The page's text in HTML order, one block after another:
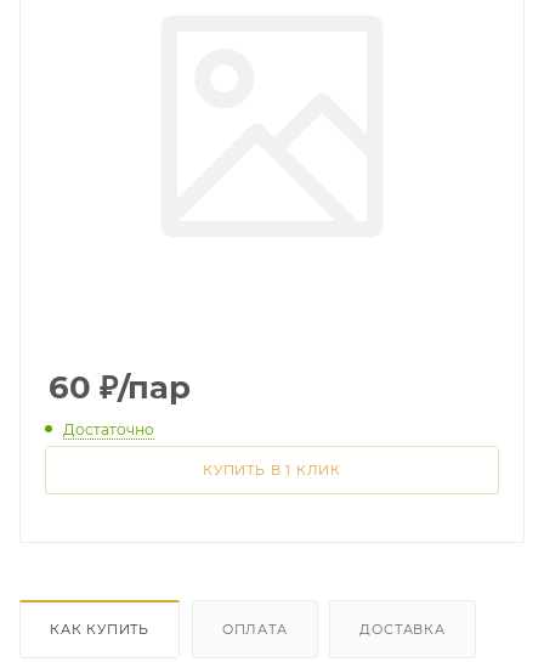
60 ₽/пар
Достаточно
КУПИТЬ В 1 КЛИК
КАК КУПИТЬ ОПЛАТА ДОСТАВКА